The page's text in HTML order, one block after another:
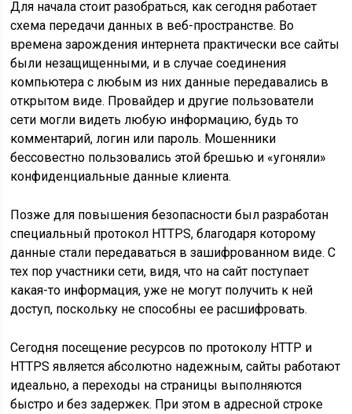
Для начала стоит разобраться, как сегодня работает
схема передачи данных в веб-пространстве. Во
времена зарождения интернета практически все сайты
были незащищенными, и в случае соединения
компьютера с любым из них данные передавались в
открытом виде. Провайдер и другие пользователи
сети могли видеть любую информацию, будь то
комментарий, логин или пароль. Мошенники
бессовестно пользовались этой брешью и «угоняли»
конфиденциальные данные клиента.
Позже для повышения безопасности был разработан
специальный протокол HTTPS, благодаря которому
данные стали передаваться в зашифрованном виде. С
тех пор участники сети, видя, что на сайт поступает
какая-то информация, уже не могут получить к ней
доступ, поскольку не способны ее расшифровать.
Сегодня посещение ресурсов по протоколу HTTP и
HTTPS является абсолютно надежным, сайты работают
идеально, а переходы на страницы выполняются
быстро и без задержек. При этом в адресной строке